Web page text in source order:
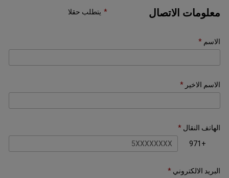
معلومات الاتصال يتطلب حقلا
الاسم
الاسم الاخير
الهاتف النقال
+971
البريد الالكتروني